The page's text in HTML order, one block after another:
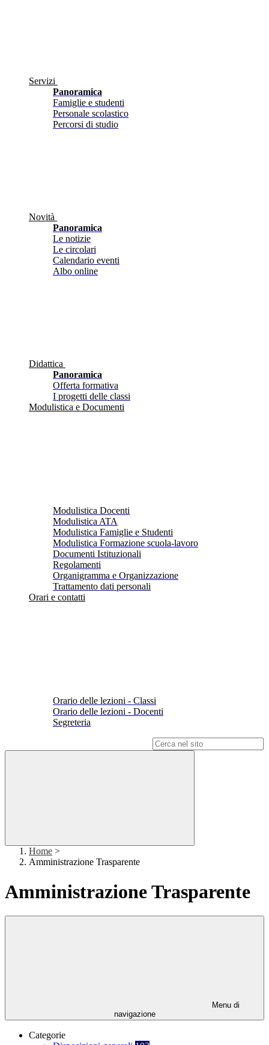
Servizi
Panoramica
Famiglie e studenti
Personale scolastico
Percorsi di studio
Novità
Panoramica
Le notizie
Le circolari
Calendario eventi
Albo online
Didattica
Panoramica
Offerta formativa
I progetti delle classi
Modulistica e Documenti
Modulistica Docenti
Modulistica ATA
Modulistica Famiglie e Studenti
Modulistica Formazione scuola-lavoro
Documenti Istituzionali
Regolamenti
Organigramma e Organizzazione
Trattamento dati personali
Orari e contatti
Orario delle lezioni - Classi
Orario delle lezioni - Docenti
Segreteria
Home >
Amministrazione Trasparente
Amministrazione Trasparente
Menu di
navigazione
Categorie